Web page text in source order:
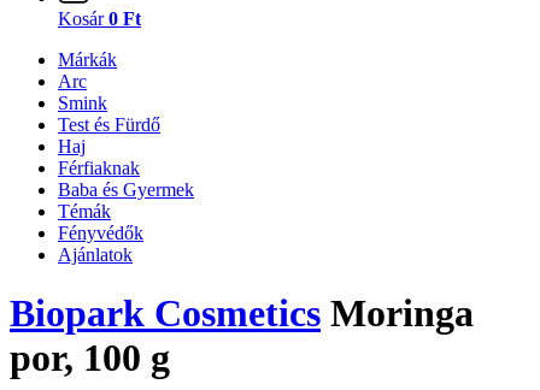
Kosár 0 Ft
Márkák
Arc
Smink
Test és Fürdő
Haj
Férfiaknak
Baba és Gyermek
Témák
Fényvédők
Ajánlatok
Biopark Cosmetics Moringa
por, 100 g